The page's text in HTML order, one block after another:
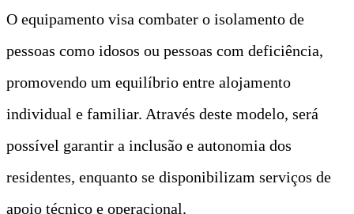
O equipamento visa combater o isolamento de
pessoas como idosos ou pessoas com deficiência,
promovendo um equilíbrio entre alojamento
individual e familiar. Através deste modelo, será
possível garantir a inclusão e autonomia dos
residentes, enquanto se disponibilizam serviços de
apoio técnico e operacional.